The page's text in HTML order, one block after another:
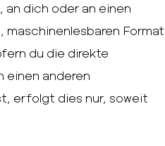
dich oder an einen
maschinenlesbaren Format
du die direkte
einen anderen
erfolgt dies nur, soweit